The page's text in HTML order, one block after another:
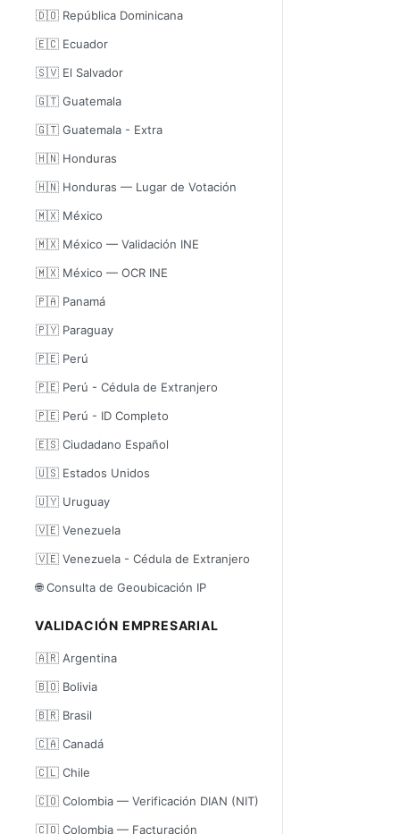
🇩🇴 República Dominicana
🇪🇨 Ecuador
🇸🇻 El Salvador
🇬🇹 Guatemala
🇬🇹 Guatemala - Extra
🇭🇳 Honduras
🇭🇳 Honduras — Lugar de Votación
🇲🇽 México
🇲🇽 México — Validación INE
🇲🇽 México — OCR INE
🇵🇦 Panamá
🇵🇾 Paraguay
🇵🇪 Perú
🇵🇪 Perú - Cédula de Extranjero
🇵🇪 Perú - ID Completo
🇪🇸 Ciudadano Español
🇺🇸 Estados Unidos
🇺🇾 Uruguay
🇻🇪 Venezuela
🇻🇪 Venezuela - Cédula de Extranjero
🌐 Consulta de Geoubicación IP
VALIDACIÓN EMPRESARIAL
🇦🇷 Argentina
🇧🇴 Bolivia
🇧🇷 Brasil
🇨🇦 Canadá
🇨🇱 Chile
🇨🇴 Colombia — Verificación DIAN (NIT)
🇨🇴 Colombia — Facturación